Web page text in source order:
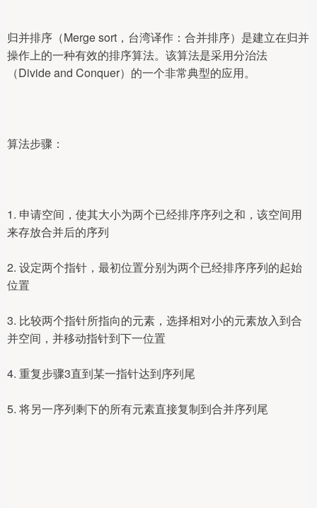
归并排序（Merge sort，台湾译作：合并排序）是建立在归并
操作上的一种有效的排序算法。该算法是采用分治法
（Divide and Conquer）的一个非常典型的应用。
算法步骤：
1. 申请空间，使其大小为两个已经排序序列之和，该空间用
来存放合并后的序列
2. 设定两个指针，最初位置分别为两个已经排序序列的起始
位置
3. 比较两个指针所指向的元素，选择相对小的元素放入到合
并空间，并移动指针到下一位置
4. 重复步骤3直到某一指针达到序列尾
5. 将另一序列剩下的所有元素直接复制到合并序列尾